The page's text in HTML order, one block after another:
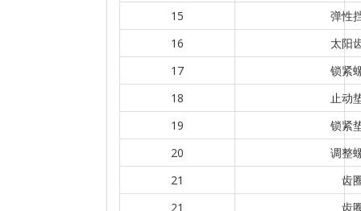
15
弹性
16
太阳
17
锁紧
18
止动
19
锁紧
20
调整
21
齿
21
齿